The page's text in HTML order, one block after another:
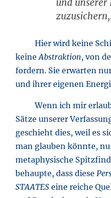
und unserer
Hier wird keine
keineAbstraktion, von
fordern. Sie erwarten
und ihrer eigenen
Wenn ich mir
Sätze unserer
geschieht dies, weil es
man glauben könnte,
metaphysische
behaupte, dass diese
STAATES eine reiche